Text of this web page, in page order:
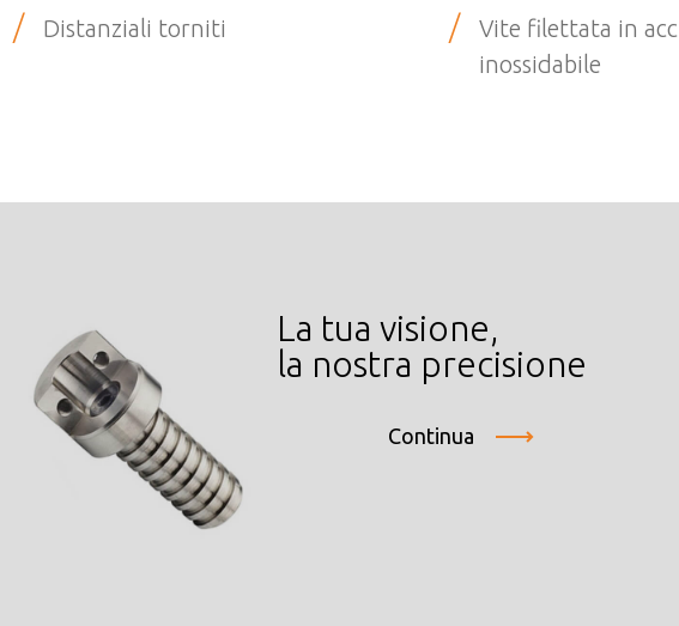
/ Distanziali torniti /
Vite filettata in
inossidabile
La tua visione,
la nostra precisione
Continua